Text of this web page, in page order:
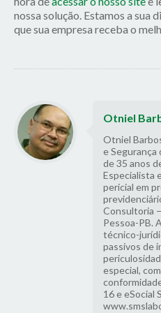
nossa solução. Estamos a sua
que sua empresa receba o
Otniel
Otniel
e Segurança
de 35 anos
Especialista
pericial em
Consultoria
Pessoa-PB.
técnico-
passivos de
especial,
16 e eSocial